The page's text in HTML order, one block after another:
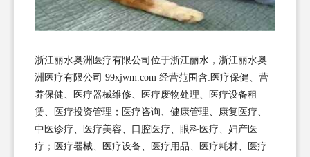
浙江丽水奥洲医疗有限公司位于浙江丽水，浙江丽水奥
洲医疗有限公司 99xjwm.com 经营范围含:医疗保健、营
养保健、医疗器械维修、医疗废物处理、医疗设备租
赁、医疗投资管理；医疗咨询、健康管理、康复医疗、
中医诊疗、医疗美容、口腔医疗、眼科医疗、妇产医
疗；医疗器械、医疗设备、医疗用品、医疗耗材、医疗